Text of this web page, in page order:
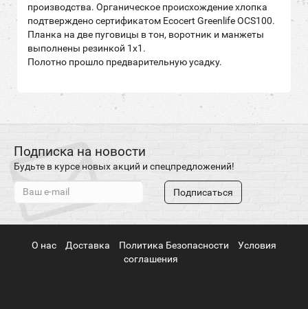
производства. Органическое происхождение хлопка
подтверждено сертификатом Ecocert Greenlife OCS100.
Планка на две пуговицы в тон, воротник и манжеты
выполнены резинкой 1х1.
Полотно прошло предварительную усадку.
Подписка на новости
Будьте в курсе новых акций и спецпредложений!
Подписаться
О нас Доставка Политика Безопасности
Условия
соглашения